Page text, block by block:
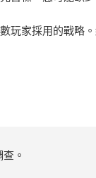
玩家採用的戰略
。